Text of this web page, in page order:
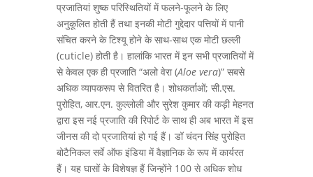
प्रजातियां शुष्क परिस्थितियों में फलने-फूलने के लिए
अनुकूलित होती हैं तथा इनकी मोटी गुद्देदार पत्तियों में पानी
संचित करने के टिश्यू होने के साथ-साथ एक मोटी छल्ली
(cuticle) होती है। हालांकि भारत में इन सभी प्रजातियों में
से केवल एक ही प्रजाति “अलो वेरा (Aloe vera)” सबसे
अधिक व्यापकरूप से वितरित है। शोधकर्ताओं; सी.एस.
पुरोहित, आर.एन. कुल्लोली और सुरेश कुमार की कड़ी मेहनत
द्वारा इस नई प्रजाति की रिपोर्ट के साथ ही अब भारत में इस
जीनस की दो प्रजातियां हो गई हैं। डॉ चंदन सिंह पुरोहित
बोटैनिकल सर्वे ऑफ इंडिया में वैज्ञानिक के रूप में कार्यरत
हैं। यह घासों के विशेषज्ञ हैं जिन्होंने 100 से अधिक शोध